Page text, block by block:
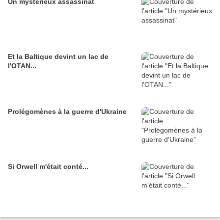
Et la Baltique devint un lac de
l'OTAN...
Prolégomènes à la guerre d'Ukraine
Si Orwell m'était conté...